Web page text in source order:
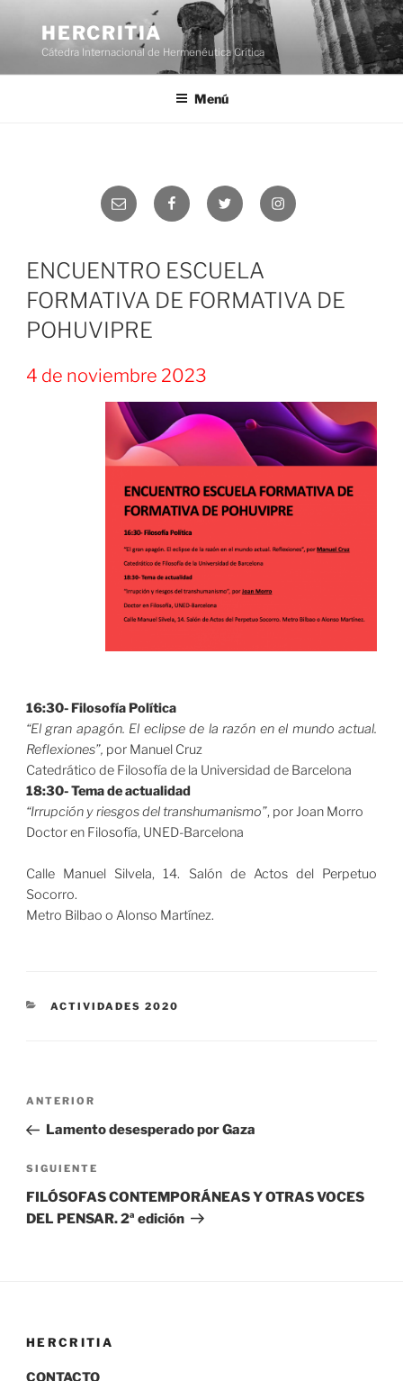
contenido
HERCRITIA
Cátedra Internacional de Hermenéutica Crítica
Menú
ENCUENTRO ESCUELA
FORMATIVA DE FORMATIVA DE
POHUVIPRE
4 de noviembre 2023
16:30- Filosofía Política
“El gran apagón. El eclipse de la razón en el mundo actual.
Reflexiones”, por Manuel Cruz
Catedrático de Filosofía de la Universidad de Barcelona
18:30- Tema de actualidad
“Irrupción y riesgos del transhumanismo”, por Joan Morro
Doctor en Filosofía, UNED-Barcelona
Calle Manuel Silvela, 14. Salón de Actos del Perpetuo
Socorro.
Metro Bilbao o Alonso Martínez.
CATEGORÍAS
ACTIVIDADES 2020
Navegación
entradas
Entrada
anterior:
ANTERIOR
Lamento desesperado por Gaza
Siguiente
entrada
SIGUIENTE
FILÓSOFAS CONTEMPORÁNEAS Y OTRAS VOCES
DEL PENSAR. 2ª edición
HERCRITIA
Correo
electrónico
FacebookTwitter Instagram